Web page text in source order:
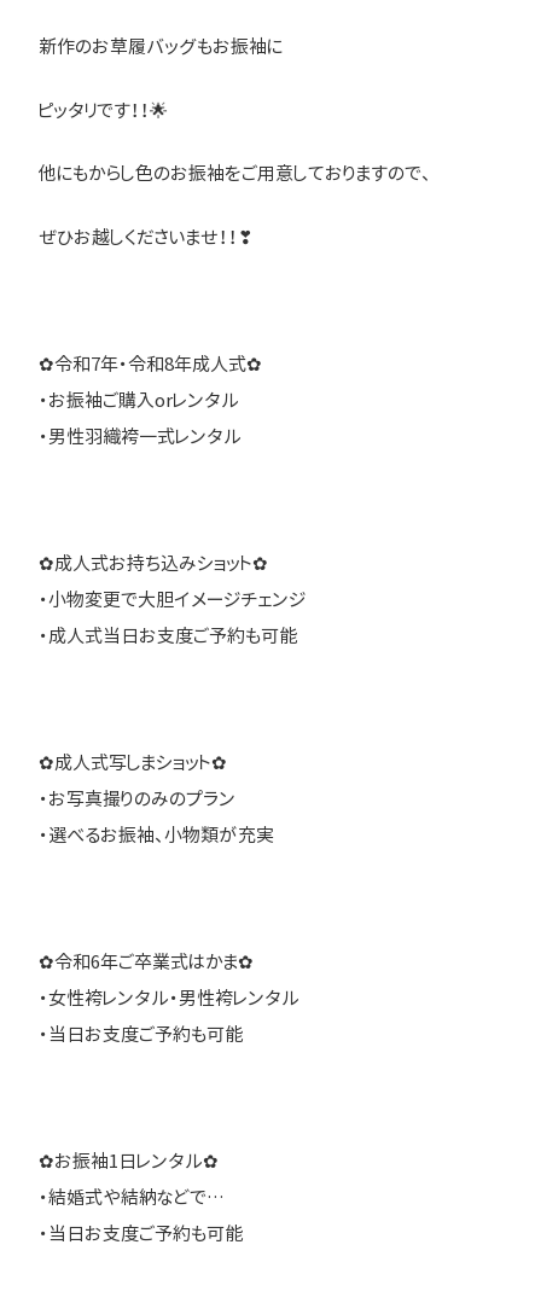
新作のお草履バッグもお振袖に
ピッタリです！！🌟
他にもからし色のお振袖をご用意しておりますので、
ぜひお越しくださいませ！！❣
✿令和7年・令和8年成人式✿
・お振袖ご購入orレンタル
・男性羽織袴一式レンタル
✿成人式お持ち込みショット✿
・小物変更で大胆イメージチェンジ
・成人式当日お支度ご予約も可能
✿成人式写しまショット✿
・お写真撮りのみのプラン
・選べるお振袖、小物類が充実
✿令和6年ご卒業式はかま✿
・女性袴レンタル・男性袴レンタル
・当日お支度ご予約も可能
✿お振袖1日レンタル✿
・結婚式や結納などで…
・当日お支度ご予約も可能